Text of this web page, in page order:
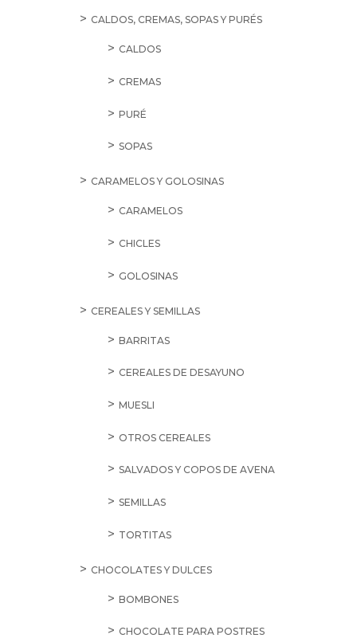
CALDOS, CREMAS, SOPAS Y PURÉS
CALDOS
CREMAS
PURÉ
SOPAS
CARAMELOS Y GOLOSINAS
CARAMELOS
CHICLES
GOLOSINAS
CEREALES Y SEMILLAS
BARRITAS
CEREALES DE DESAYUNO
MUESLI
OTROS CEREALES
SALVADOS Y COPOS DE AVENA
SEMILLAS
TORTITAS
CHOCOLATES Y DULCES
BOMBONES
CHOCOLATE PARA POSTRES